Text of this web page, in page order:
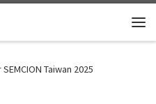
Taiwan 2025